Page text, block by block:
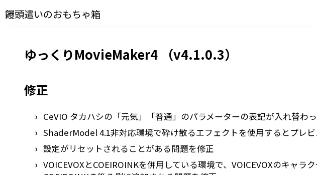
饅頭遣いのおもちゃ箱
ゆっくりMovieMaker4 （v4.1.0.3）
修正
CeVIO タカハシの「元気」「普通」のパラメーターの表記が入れ替わ
ShaderModel 4.1非対応環境で砕け散るエフェクトを使用するとプレ
設定がリセットされることがある問題を修正
VOICEVOXとCOEIROINKを併用している環境で、VOICEVOXのキャラ